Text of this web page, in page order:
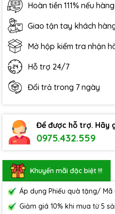
Hoàn tiền 111% nếu
Giao tận tay khách
Mở hộp kiểm tra nhận
Hỗ trợ 24/7
Đổi trả trong 7 ngày
Để được hỗ trợ. Hãy
0975.432.559
Khuyến mãi đặc biệt !!!
Áp dụng Phiếu quà tặng/
Giảm giá 10% khi mua từ 5